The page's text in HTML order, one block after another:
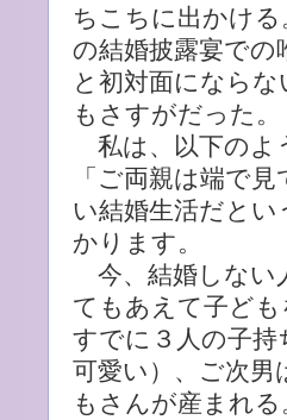
ちこちに出かけ
の結婚披露宴での
と初対面になら
もさすがだった。
私は、以下のよ
「ご両親は端で
い結婚生活だと
かります。
今、結婚しない
てもあえて子ど
すでに３人の子
可愛い）、ご次男
もさんが産まれ